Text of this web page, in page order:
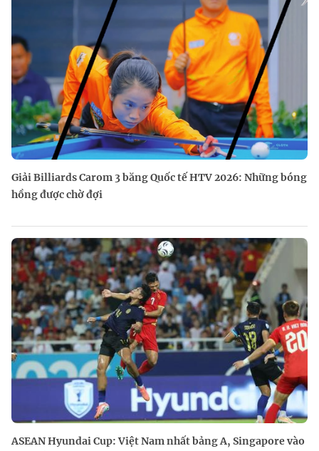
Giải Billiards Carom 3 băng Quốc tế HTV 2026: Những bóng
hồng được chờ đợi
ASEAN Hyundai Cup: Việt Nam nhất bảng A, Singapore vào